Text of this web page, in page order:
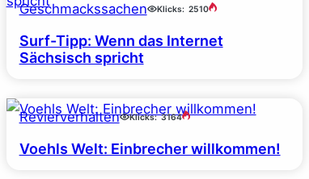
Geschmackssachen Klicks: 2510
Surf-Tipp: Wenn das Internet
Sächsisch spricht
Revierverhalten Klicks: 3164
Voehls Welt: Einbrecher willkommen!